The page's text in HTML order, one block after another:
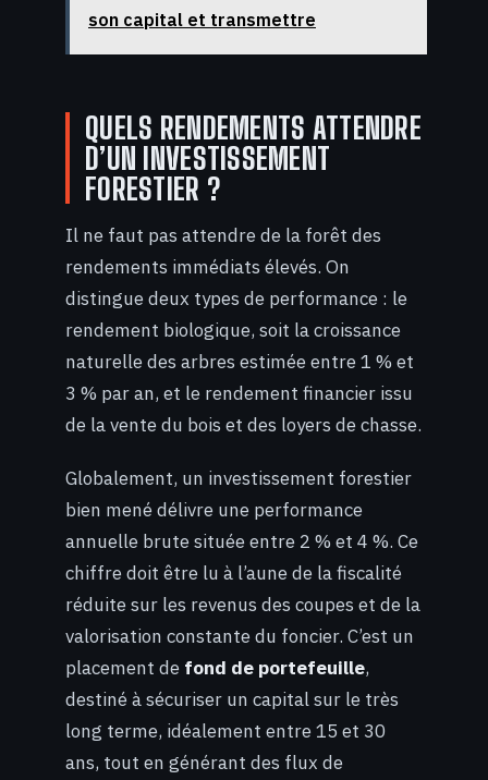
son capital et transmettre
QUELS RENDEMENTS ATTENDRE
D’UN INVESTISSEMENT
FORESTIER ?
Il ne faut pas attendre de la forêt des
rendements immédiats élevés. On
distingue deux types de performance : le
rendement biologique, soit la croissance
naturelle des arbres estimée entre 1 % et
3 % par an, et le rendement financier issu
de la vente du bois et des loyers de chasse.
Globalement, un investissement forestier
bien mené délivre une performance
annuelle brute située entre 2 % et 4 %. Ce
chiffre doit être lu à l’aune de la fiscalité
réduite sur les revenus des coupes et de la
valorisation constante du foncier. C’est un
placement de fond de portefeuille,
destiné à sécuriser un capital sur le très
long terme, idéalement entre 15 et 30
ans, tout en générant des flux de